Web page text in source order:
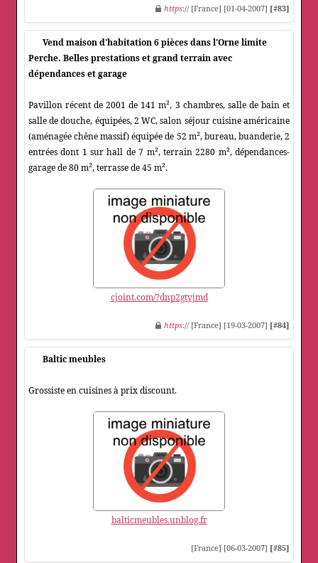
https:// [France] [01-04-2007] [#83]
Vend maison d'habitation 6 pièces dans l'Orne limite
Perche. Belles prestations et grand terrain avec
dépendances et garage
Pavillon récent de 2001 de 141 m², 3 chambres, salle de bain et
salle de douche, équipées, 2 WC, salon séjour cuisine américaine
(aménagée chêne massif) équipée de 52 m², bureau, buanderie, 2
entrées dont 1 sur hall de 7 m², terrain 2280 m², dépendances-
garage de 80 m², terrasse de 45 m².
cjoint.com/?dnp2gtyjmd
https:// [France] [19-03-2007] [#84]
Baltic meubles
Grossiste en cuisines à prix discount.
balticmeubles.unblog.fr
[France] [06-03-2007] [#85]